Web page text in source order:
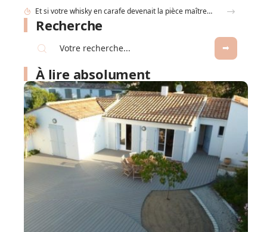
Et si votre whisky en carafe devenait la pièce maîtresse de votre salon ?
Recherche
À lire absolument